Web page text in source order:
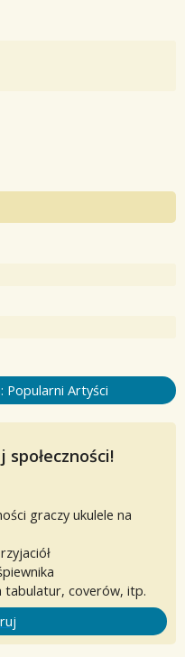
Popularni Artyści
społeczności!
graczy ukulele na
tabulatur, coverów, itp.